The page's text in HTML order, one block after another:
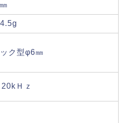
ク型φ6㎜
Ｈｚ